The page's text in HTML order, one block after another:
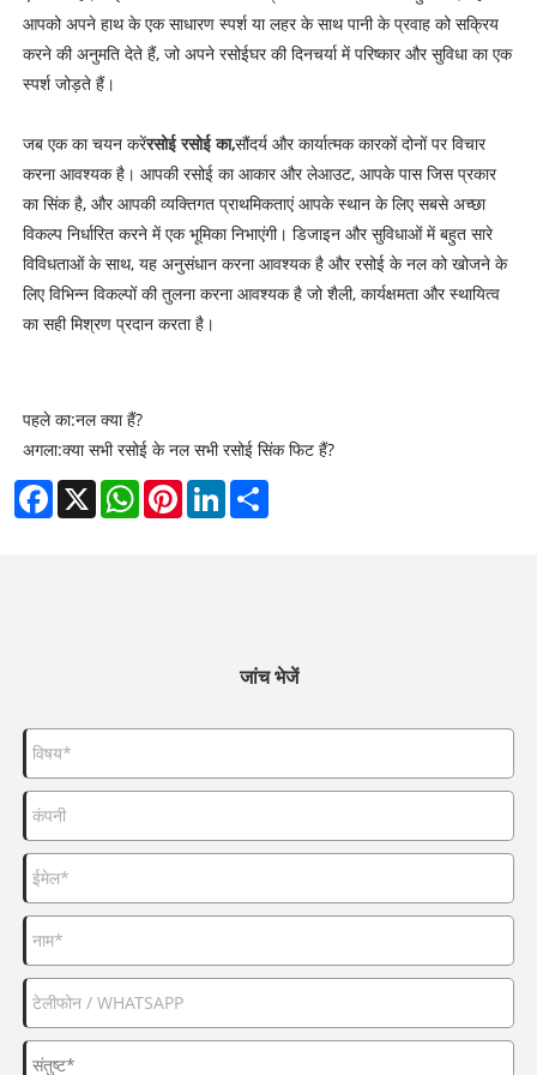
आपको अपने हाथ के एक साधारण स्पर्श या लहर के साथ पानी के प्रवाह को सक्रिय
करने की अनुमति देते हैं, जो अपने रसोईघर की दिनचर्या में परिष्कार और सुविधा का एक
स्पर्श जोड़ते हैं।
जब एक का चयन करेंरसोई रसोई का,सौंदर्य और कार्यात्मक कारकों दोनों पर विचार
करना आवश्यक है। आपकी रसोई का आकार और लेआउट, आपके पास जिस प्रकार
का सिंक है, और आपकी व्यक्तिगत प्राथमिकताएं आपके स्थान के लिए सबसे अच्छा
विकल्प निर्धारित करने में एक भूमिका निभाएंगी। डिजाइन और सुविधाओं में बहुत सारे
विविधताओं के साथ, यह अनुसंधान करना आवश्यक है और रसोई के नल को खोजने के
लिए विभिन्न विकल्पों की तुलना करना आवश्यक है जो शैली, कार्यक्षमता और स्थायित्व
का सही मिश्रण प्रदान करता है।
पहले का:नल क्या हैं?
अगला:क्या सभी रसोई के नल सभी रसोई सिंक फिट हैं?
Facebook
X WhatsAppPinterestLinkedIn
जांच भेजें